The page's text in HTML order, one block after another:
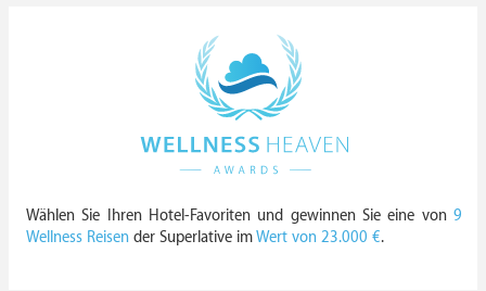
Wählen Sie Ihren Hotel-Favoriten und gewinnen Sie eine von 9
Wellness Reisen der Superlative imWert von 23.000 €.